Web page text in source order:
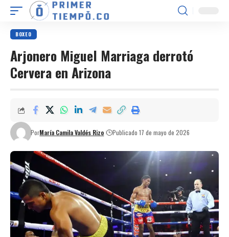
BOXEO
Arjonero Miguel Marriaga derrotó
Cervera en Arizona
PorMaría Camila Valdés Rizo Publicado 17 de mayo de 2026